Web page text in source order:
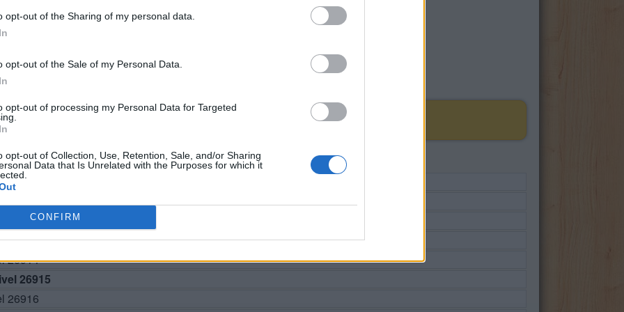
opt-out of the Sharing of my personal data.
opt-out of the Sale of my Personal Data.
opt-out of processing my Personal Data for Targeted
opt-out of Collection, Use, Retention, Sale, and/or Sharing
Data that Is Unrelated with the Purposes for which it
CONFIRM
BUSCAR MÁS RESPUESTAS
26911
26912
26913
26914
26915
26916